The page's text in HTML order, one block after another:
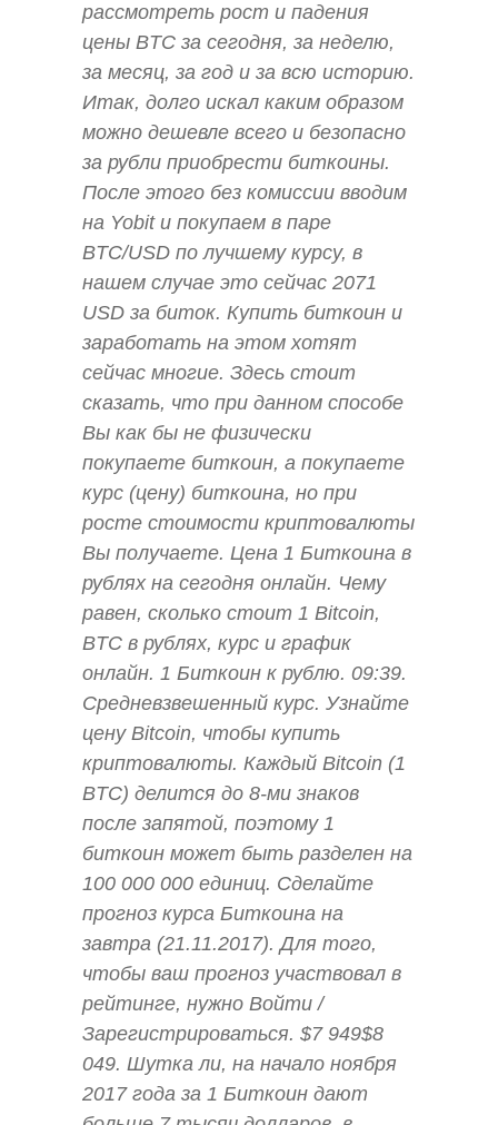
рассмотреть рост и падения
цены BTC за сегодня, за неделю,
за месяц, за год и за всю историю.
Итак, долго искал каким образом
можно дешевле всего и безопасно
за рубли приобрести биткоины.
После этого без комиссии вводим
на Yobit и покупаем в паре
BTC/USD по лучшему курсу, в
нашем случае это сейчас 2071
USD за биток. Купить биткоин и
заработать на этом хотят
сейчас многие. Здесь стоит
сказать, что при данном способе
Вы как бы не физически
покупаете биткоин, а покупаете
курс (цену) биткоина, но при
росте стоимости криптовалюты
Вы получаете. Цена 1 Биткоина в
рублях на сегодня онлайн. Чему
равен, сколько стоит 1 Bitcoin,
BTC в рублях, курс и график
онлайн. 1 Биткоин к рублю. 09:39.
Средневзвешенный курс. Узнайте
цену Bitcoin, чтобы купить
криптовалюты. Каждый Bitcoin (1
BTC) делится до 8-ми знаков
после запятой, поэтому 1
биткоин может быть разделен на
100 000 000 единиц. Сделайте
прогноз курса Биткоина на
завтра (21.11.2017). Для того,
чтобы ваш прогноз участвовал в
рейтинге, нужно Войти /
Зарегистрироваться. $7 949$8
049. Шутка ли, на начало ноября
2017 года за 1 Биткоин дают